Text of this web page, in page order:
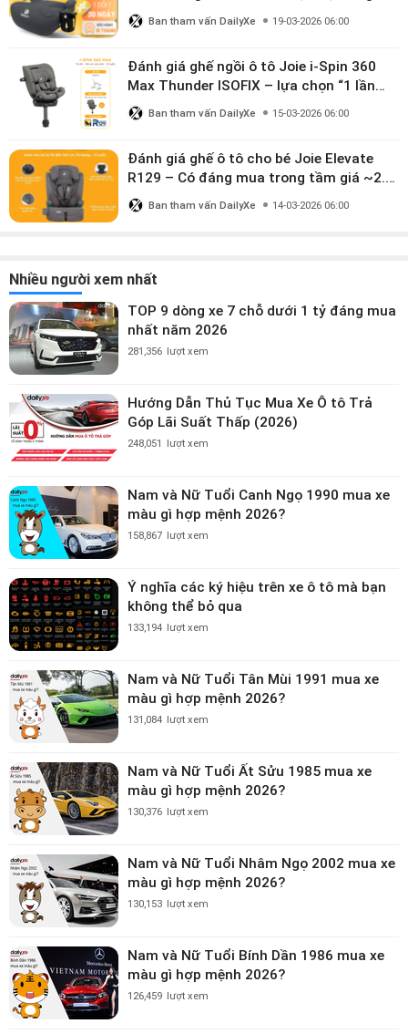
mua?
Ban tham vấn DailyXe 19-03-2026 06:00
Đánh giá ghế ngồi ô tô Joie i-Spin 360
Max Thunder ISOFIX – lựa chọn “1 lần
dùng đến 12 năm” có đáng giá gần 9
triệu?
Ban tham vấn DailyXe 15-03-2026 06:00
Đánh giá ghế ô tô cho bé Joie Elevate
R129 – Có đáng mua trong tầm giá ~2.8
triệu?
Ban tham vấn DailyXe 14-03-2026 06:00
Nhiều người xem nhất
TOP 9 dòng xe 7 chỗ dưới 1 tỷ đáng mua
nhất năm 2026
281,356 lượt xem
Hướng Dẫn Thủ Tục Mua Xe Ô tô Trả
Góp Lãi Suất Thấp (2026)
248,051 lượt xem
Nam và Nữ Tuổi Canh Ngọ 1990 mua xe
màu gì hợp mệnh 2026?
158,867 lượt xem
Ý nghĩa các ký hiệu trên xe ô tô mà bạn
không thể bỏ qua
133,194 lượt xem
Nam và Nữ Tuổi Tân Mùi 1991 mua xe
màu gì hợp mệnh 2026?
131,084 lượt xem
Nam và Nữ Tuổi Ất Sửu 1985 mua xe
màu gì hợp mệnh 2026?
130,376 lượt xem
Nam và Nữ Tuổi Nhâm Ngọ 2002 mua xe
màu gì hợp mệnh 2026?
130,153 lượt xem
Nam và Nữ Tuổi Bính Dần 1986 mua xe
màu gì hợp mệnh 2026?
126,459 lượt xem